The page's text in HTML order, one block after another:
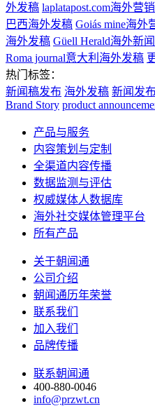
外发稿 laplatapost.com海外营销
巴西海外发稿 Goiás mine海外
海外发稿 Güell Herald海外新
Roma journal意大利海外发稿
热门标签：
新闻稿发布 海外发稿 新闻发
Brand Story product
产品与服务
内容策划与定制
全渠道内容传播
数据监测与评估
权威媒体人数据库
海外社交媒体管理平台
所有产品
关于朝闻通
公司介绍
朝闻通历年荣誉
联系我们
加入我们
品牌传播
联系朝闻通
400-880-0046
info@przwt.cn